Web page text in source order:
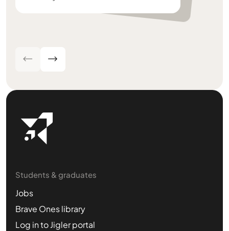
Students & graduates
Jobs
Brave Ones library
Log in to Jigler portal